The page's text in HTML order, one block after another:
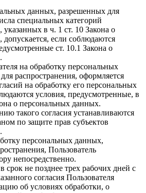
данных, разрешенных для
специальных категорий
в ч. 1 ст. 10 Закона о
если соблюдаются
ст. 10.1 Закона о
на обработку персональных
распространения, оформляется
на обработку его персональных
условия, предусмотренные, в
о персональных данных.
такого согласия устанавливаются
по защите прав субъектов
персональных данных,
Пользователь
непосредственно.
срок не позднее трех рабочих дней с
согласия Пользователя
об условиях обработки, о